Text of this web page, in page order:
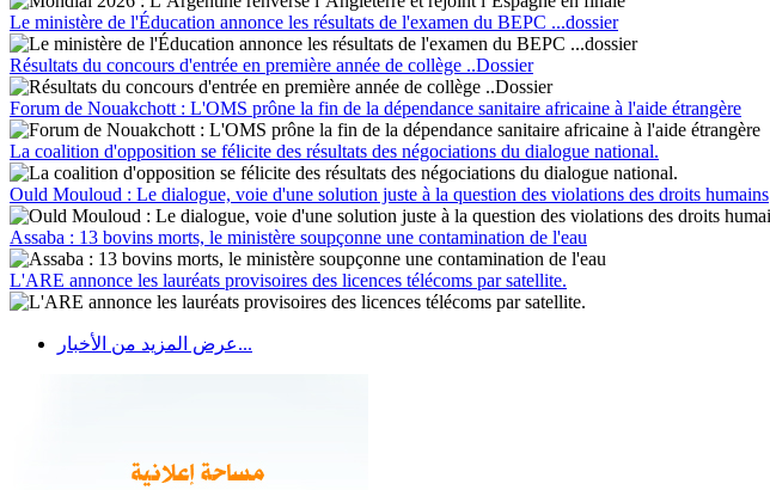
Le ministère de l'Éducation annonce les résultats de l'examen du BEPC ...dossier
Résultats du concours d'entrée en première année de collège ..Dossier
Forum de Nouakchott : L'OMS prône la fin de la dépendance sanitaire africaine à l'aide étrangère
La coalition d'opposition se félicite des résultats des négociations du dialogue national.
Ould Mouloud : Le dialogue, voie d'une solution juste à la question des violations des droits humains
Assaba : 13 bovins morts, le ministère soupçonne une contamination de l'eau
L'ARE annonce les lauréats provisoires des licences télécoms par satellite.
عرض المزيد من الأخبار...